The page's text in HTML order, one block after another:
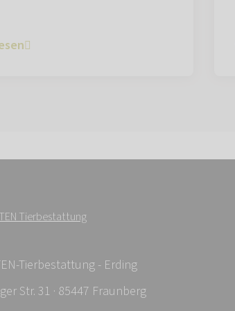
Tierbestattung - Erding
Str. 31 · 85447 Fraunberg